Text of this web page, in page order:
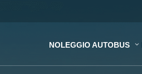
NOLEGGIO AUTOBUS